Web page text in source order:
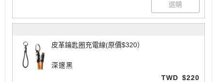
皮革鑰匙圈充電線(原價$320）
深邃黑
TWD $220